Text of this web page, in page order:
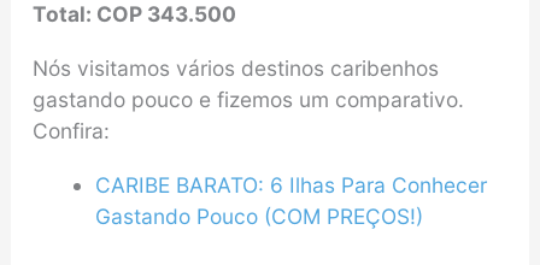
Total: COP 343.500
Nós visitamos vários destinos caribenhos
gastando pouco e fizemos um comparativo.
Confira:
CARIBE BARATO: 6 Ilhas Para Conhecer
Gastando Pouco (COM PREÇOS!)